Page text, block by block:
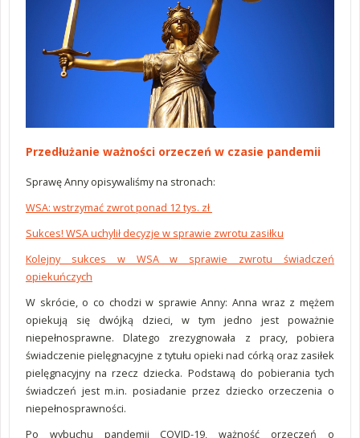
Przedłużanie ważności orzeczeń w czasie pandemii
Sprawę Anny opisywaliśmy na stronach:
WSA: wstrzymać zwrot ponad 12 tys. zł
Sukces! WSA uchylił decyzje w sprawie zwrotu zasiłku
Kolejny sukces w WSA w sprawie zwrotu świadczeń
opiekuńczych
W skrócie, o co chodzi w sprawie Anny: Anna wraz z mężem
opiekują się dwójką dzieci, w tym jedno jest poważnie
niepełnosprawne. Dlatego zrezygnowała z pracy, pobiera
świadczenie pielęgnacyjne z tytułu opieki nad córką oraz zasiłek
pielęgnacyjny na rzecz dziecka. Podstawą do pobierania tych
świadczeń jest m.in. posiadanie przez dziecko orzeczenia o
niepełnosprawności.
Po wybuchu pandemii COVID-19, ważność orzeczeń o